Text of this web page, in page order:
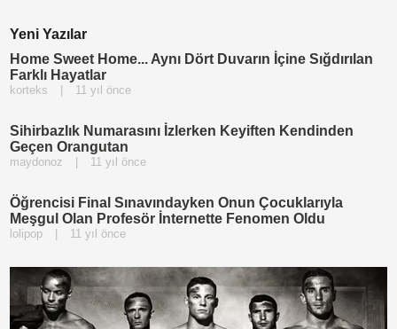
Yeni Yazılar
Home Sweet Home... Aynı Dört Duvarın İçine Sığdırılan
Farklı Hayatlar
korteks 11 yıl önce
Sihirbazlık Numarasını İzlerken Keyiften Kendinden
Geçen Orangutan
maydonoz 11 yıl önce
Öğrencisi Final Sınavındayken Onun Çocuklarıyla
Meşgul Olan Profesör İnternette Fenomen Oldu
lolipop 11 yıl önce